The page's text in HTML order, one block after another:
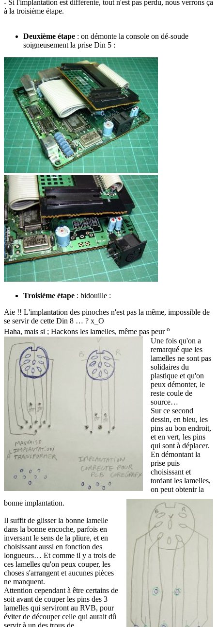
- Si l'implantation est différente, tout n'est pas perdu, nous verrons ça
à la troisième étape.
Deuxième étape : on démonte la console on dé-soude
soigneusement la prise Din 5 :
Troisième étape : bidouille :
Aie !! L'implantation des pinoches n'est pas la même, impossible de
se servir de cette Din 8 … ? x_O
Haha, mais si ; Hackons les lamelles, même pas peur o
Une fois qu'on a
remarqué que les
lamelles ne sont pas
solidaires du
plastique et qu'on
peux démonter, le
reste coule de
source…
Sur ce second
dessin, en bleu, les
pins au bon endroit,
et en vert, les pins
qui sont à déplacer.
En démontant la
prise puis
choisissant et
tordant les lamelles,
on peut obtenir la
bonne implantation.
Il suffit de glisser la bonne lamelle
dans la bonne encoche, parfois en
inversant le sens de la pliure, et en
choisissant aussi en fonction des
longueurs… Et comme il y a trois de
ces lamelles qu'on peux couper, les
choses s'arrangent et aucunes pièces
ne manquent.
Attention cependant à être certains de
soit avant de couper les pins des 3
lamelles qui serviront au RVB, pour
éviter de découper celle qui aurait dû
servir à un des trous de